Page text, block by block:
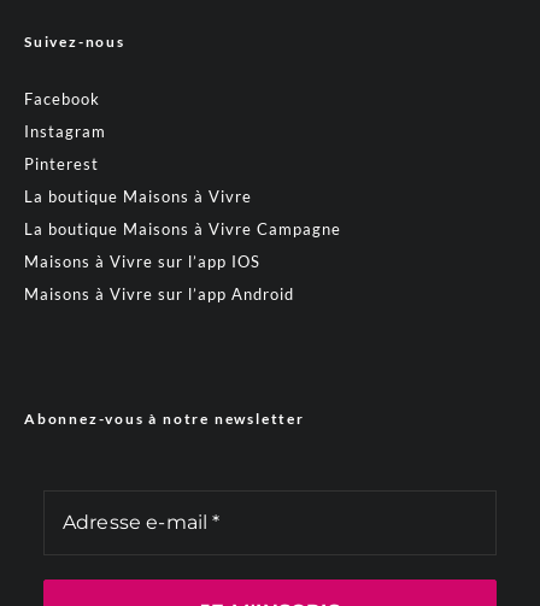
Suivez-nous
Facebook
Instagram
Pinterest
La boutique Maisons à Vivre
La boutique Maisons à Vivre Campagne
Maisons à Vivre sur l’app IOS
Maisons à Vivre sur l’app Android
Abonnez-vous à notre newsletter